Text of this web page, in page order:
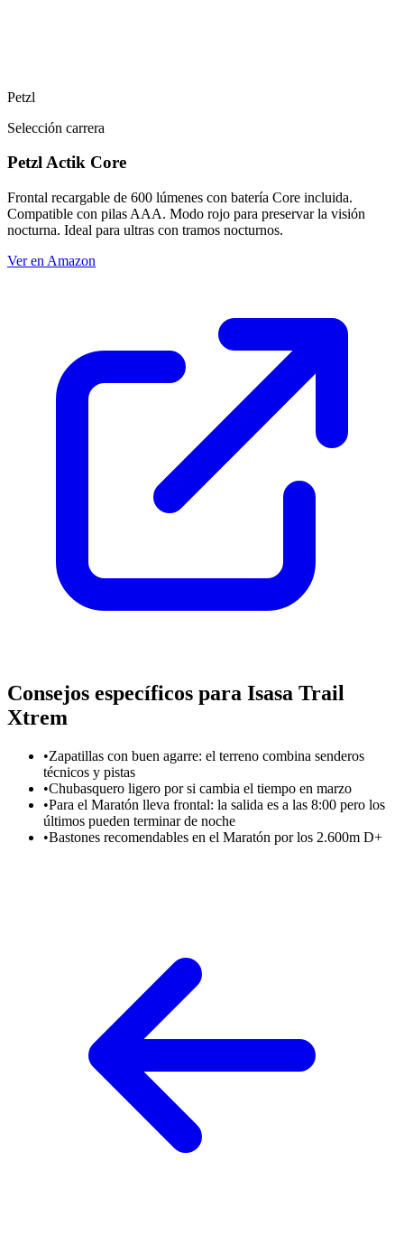
Petzl
Selección carrera
Petzl Actik Core
Frontal recargable de 600 lúmenes con batería Core incluida.
Compatible con pilas AAA. Modo rojo para preservar la visión
nocturna. Ideal para ultras con tramos nocturnos.
Ver en Amazon
Consejos específicos para Isasa Trail
Xtrem
•Zapatillas con buen agarre: el terreno combina senderos
técnicos y pistas
•Chubasquero ligero por si cambia el tiempo en marzo
•Para el Maratón lleva frontal: la salida es a las 8:00 pero los
últimos pueden terminar de noche
•Bastones recomendables en el Maratón por los 2.600m D+